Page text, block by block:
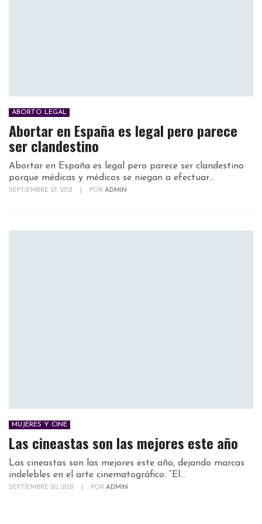
ABORTO LEGAL
Abortar en España es legal pero parece
ser clandestino
Abortar en España es legal pero parece ser clandestino
porque médicas y médicos se niegan a efectuar...
SEPTIEMBRE 27, 2021 POR ADMIN
MUJERES Y CINE
Las cineastas son las mejores este año
Las cineastas son las mejores este año, dejando marcas
indelebles en el arte cinematográfico. “El...
SEPTIEMBRE 20, 2021 POR ADMIN